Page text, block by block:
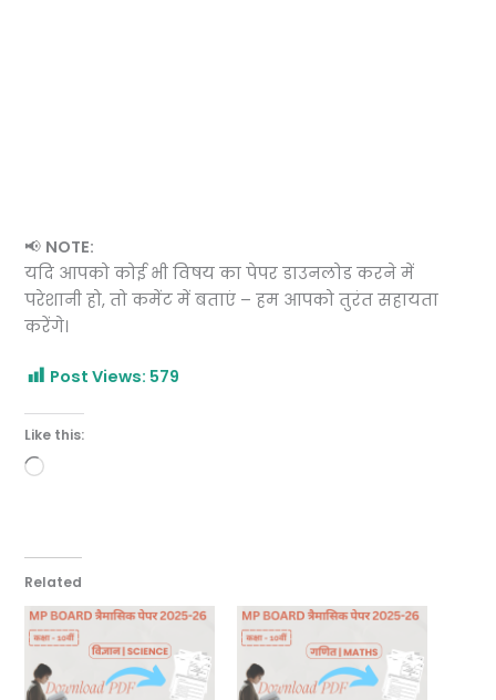
📢 NOTE:
यदि आपको कोई भी विषय का पेपर डाउनलोड करने में
परेशानी हो, तो कमेंट में बताएं – हम आपको तुरंत सहायता
करेंगे।
Post Views: 579
Like this:
Loading…
Related